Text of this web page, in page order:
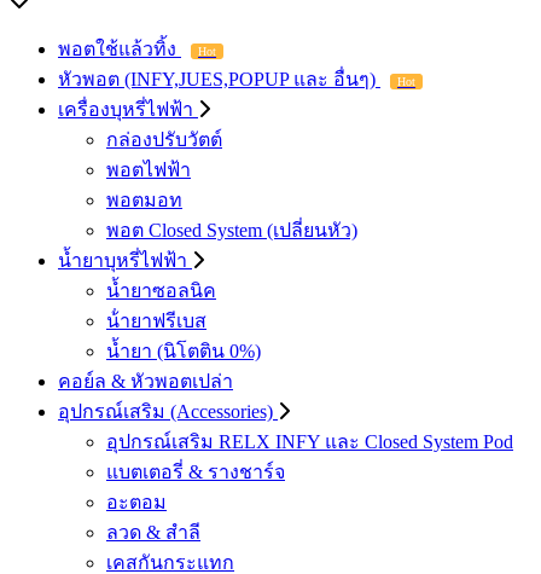
พอตใช้แล้วทิ้ง Hot
หัวพอต (INFY,JUES,POPUP และ อื่นๆ) Hot
เครื่องบุหรี่ไฟฟ้า
กล่องปรับวัตต์
พอตไฟฟ้า
พอตมอท
พอต Closed System (เปลี่ยนหัว)
น้ำยาบุหรี่ไฟฟ้า
น้ำยาซอลนิค
น้ํายาฟรีเบส
น้ำยา (นิโตติน 0%)
คอย์ล & หัวพอตเปล่า
อุปกรณ์เสริม (Accessories)
อุปกรณ์เสริม RELX INFY และ Closed System Pod
แบตเตอรี่ & รางชาร์จ
อะตอม
ลวด ​& สำลี
เคสกันกระแทก